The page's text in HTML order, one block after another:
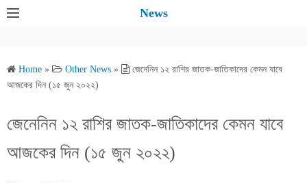
News
Home » Other News »
জেনেনিন ১২ রাশির জাতক-জাতিকাদের কেমন যাবে
আজকের দিন (১৫ জুন ২০২২)
জেনেনিন ১২ রাশির জাতক-জাতিকাদের কেমন যাবে
আজকের দিন (১৫ জুন ২০২২)